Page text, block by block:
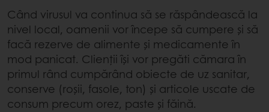
Când virusul va continua să se răspândească la
nivel local, oamenii vor începe să cumpere și să
facă rezerve de alimente și medicamente în
mod panicat. Clienții își vor pregăti cămara în
primul rând cumpărând obiecte de uz sanitar,
conserve (roșii, fasole, ton) și articole uscate de
consum precum orez, paste și făină.